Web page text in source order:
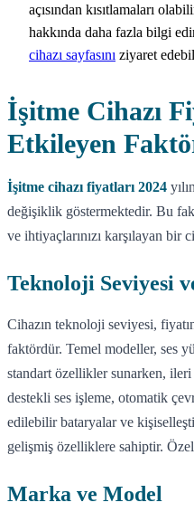
açısından kısıtlamaları
hakkında daha fazla bilgi
cihazı sayfasını ziyaret
İşitme Cihazı
Etkileyen
İşitme cihazı fiyatları 2024
değişiklik göstermektedir. Bu
ve ihtiyaçlarınızı karşılayan bir
Teknoloji Seviyesi
Cihazın teknoloji seviyesi,
faktördür. Temel modeller, ses
standart özellikler sunarken,
destekli ses işleme, otomatik
edilebilir bataryalar ve
gelişmiş özelliklere sahiptir.
Marka ve Model